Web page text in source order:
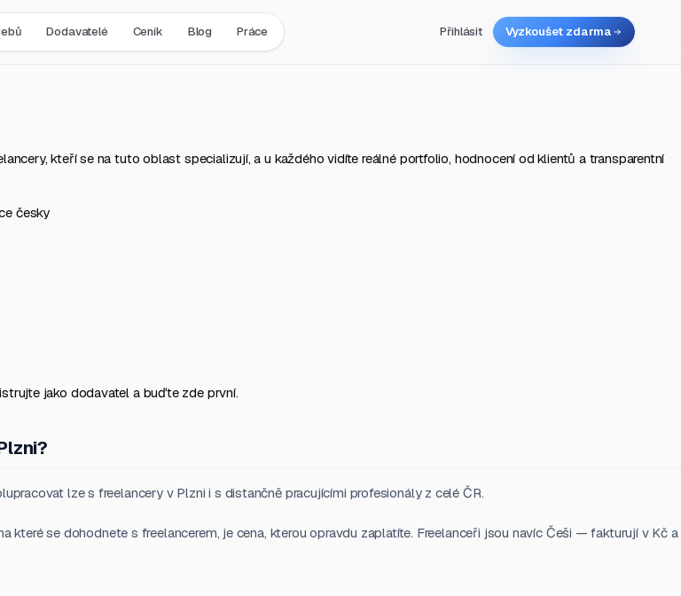
Dodavatelé Ceník Blog Práce Přihlásit Vyzkoušet zdarma
kteří se na tuto oblast specializují, a u každého vidíte reálné portfolio, hodnocení od klientů a transparentní
česky
jako dodavatel a buďte zde první.
lze s freelancery v Plzni i s distančně pracujícími profesionály z celé ČR.
které se dohodnete s freelancerem, je cena, kterou opravdu zaplatíte. Freelanceři jsou navíc Češi — fakturují v Kč a